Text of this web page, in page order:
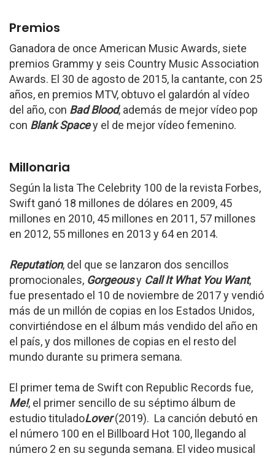
Premios
Ganadora de once American Music Awards, siete
premios Grammy y seis Country Music Association
Awards. El 30 de agosto de 2015, la cantante, con 25
años, en premios MTV, obtuvo el galardón al vídeo
del año, con Bad Blood, además de mejor vídeo pop
con Blank Spacey el de mejor vídeo femenino.
Millonaria
Según la lista The Celebrity 100 de la revista Forbes,
Swift ganó 18 millones de dólares en 2009, 45
millones en 2010, 45 millones en 2011, 57 millones
en 2012, 55 millones en 2013 y 64 en 2014.
Reputation, del que se lanzaron dos sencillos
promocionales, Gorgeousy Call It What You Want,
fue presentado el 10 de noviembre de 2017 y vendió
más de un millón de copias en los Estados Unidos,
convirtiéndose en el álbum más vendido del año en
el país, y dos millones de copias en el resto del
mundo durante su primera semana.
El primer tema de Swift con Republic Records fue,
Me!, el primer sencillo de su séptimo álbum de
estudio tituladoLover(2019). La canción debutó en
el número 100 en el Billboard Hot 100, llegando al
número 2 en su segunda semana. El video musical